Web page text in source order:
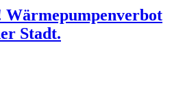
Wärmepumpenverbot
Stadt.